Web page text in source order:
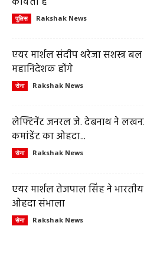
पुलिस Rakshak News
एयर मार्शल संदीप थरेजा सशस्त्र
महानिदेशक होंगे
सेना Rakshak News
लेफ्टिनेंट जनरल जे. देबनाथ ने
कमांडेंट का ओहदा...
सेना Rakshak News
एयर मार्शल तेजपाल सिंह ने
ओहदा संभाला
सेना Rakshak News